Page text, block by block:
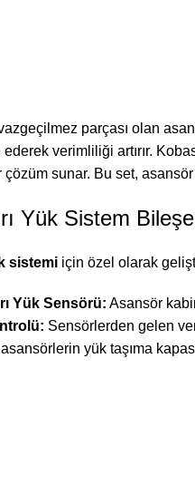
parçası olan
verimliliği artırır.
sunar. Bu set, asansör
Yük Sistem
sistemi için özel olarak
Yük Sensörü: Asansör
Sensörlerden gelen
yük taşıma